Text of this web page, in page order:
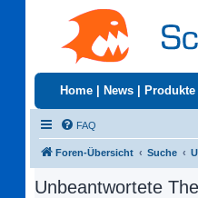
Home News Produkte
FAQ
Foren-Übersicht Suche
Unbeantwortete